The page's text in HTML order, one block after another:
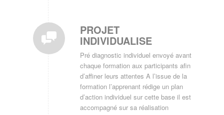
PROJET
INDIVIDUALISE
Pré diagnostic individuel envoyé avant
chaque formation aux participants afin
d’affiner leurs attentes A l’issue de la
formation l’apprenant rédige un plan
d’action individuel sur cette base il est
accompagné sur sa réalisation